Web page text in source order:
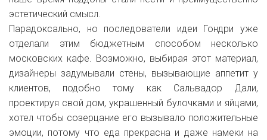
эстетический смысл.
Парадоксально, но последователи идеи Гондри уже
отделали этим бюджетным способом несколько
московских кафе. Возможно, выбирая этот материал,
дизайнеры задумывали стены, вызывающие аппетит у
клиентов, подобно тому как Сальвадор Дали,
проектируя свой дом, украшенный булочками и яйцами,
хотел чтобы созерцание его вызывало положительные
эмоции, потому что еда прекрасна и даже намеки на